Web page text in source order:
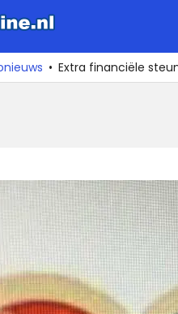
Extra financiële